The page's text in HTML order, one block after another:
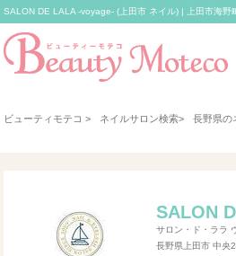
SALON DE LALA -voyage- (上田市 ネイル) | 上田市海野
ビューティモテコ > ネイルサロン検索> 長野県の
SALON
サロン・ド・ララ
長野県上田市 中央